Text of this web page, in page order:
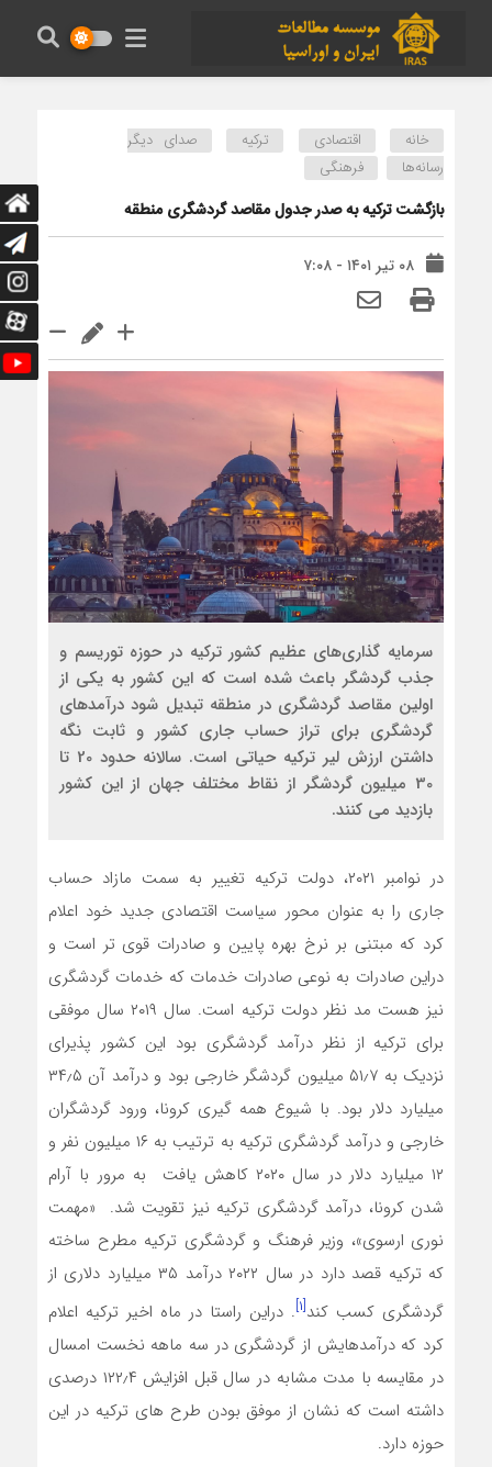
خانه اقتصادی ترکیه
صدای دیگر
رسانه‌ها
فرهنگی
بازگشت ترکیه به صدر جدول مقاصد گردشگری منطقه
۰۸ تیر ۱۴۰۱ - ۷:۰۸
سرمایه گذار‌ی‌های عظیم کشور ترکیه در حوزه توریسم و
جذب گردشگر باعث شده است که این کشور به یکی از
اولین مقاصد گردشگری در منطقه تبدیل شود درآمدهای
گردشگری برای تراز حساب جاری کشور و ثابت نگه
داشتن ارزش لیر ترکیه حیاتی است. سالانه حدود 20 تا
30 میلیون گردشگر از نقاط مختلف جهان از این کشور
بازدید می کنند.
در نوامبر ۲۰۲۱، دولت ترکیه تغییر به سمت مازاد حساب
جاری را به عنوان محور سیاست اقتصادی جدید خود اعلام
کرد که مبتنی بر نرخ بهره پایین و صادرات قوی تر است و
دراین صادرات به نوعی صادرات خدمات که خدمات گردشگری
نیز هست مد نظر دولت ترکیه است. سال ۲۰۱۹ سال موفقی
برای ترکیه از نظر درآمد گردشگری بود این کشور پذیرای
نزدیک به ۵۱٫۷ میلیون گردشگر خارجی بود و درآمد آن ۳۴٫۵
میلیارد دلار بود. با شیوع همه گیری کرونا، ورود گردشگران
خارجی و درآمد گردشگری ترکیه به ترتیب به ۱۶ میلیون نفر و
۱۲ میلیارد دلار در سال ۲۰۲۰ کاهش یافت به مرور با آرام
شدن کرونا، درآمد گردشگری ترکیه نیز تقویت شد. «مهمت
نوری ارسوی»، وزیر فرهنگ و گردشگری ترکیه مطرح ساخته
که ترکیه قصد دارد در سال ۲۰۲۲ درآمد ۳۵ میلیارد دلاری از
گردشگری کسب کند[۱] . دراین راستا در ماه اخیر ترکیه اعلام
کرد که درآمدهایش از گردشگری در سه ماهه نخست امسال
در مقایسه با مدت مشابه در سال قبل افزایش ۱۲۲٫۴ درصدی
داشته است که نشان از موفق بودن طرح های ترکیه در این
حوزه دارد.